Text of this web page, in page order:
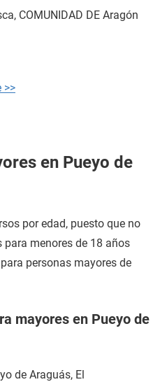
COMUNIDAD DE Aragón
>>
en Pueyo de
por edad, puesto que no
menores de 18 años
personas mayores de
mayores en Pueyo de
de Araguás, El